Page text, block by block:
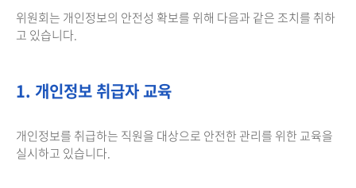
위원회는 개인정보의 안전성 확보를 위해 다음과 같은 조치를 취하
고 있습니다.
1. 개인정보 취급자 교육
개인정보를 취급하는 직원을 대상으로 안전한 관리를 위한 교육을
실시하고 있습니다.